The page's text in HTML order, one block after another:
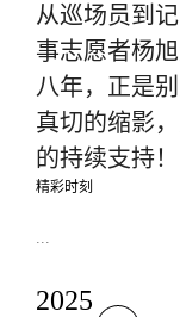
从巡场员到
事志愿者杨
八年，正是
真切的缩影
的持续支持！
精彩时刻
2025